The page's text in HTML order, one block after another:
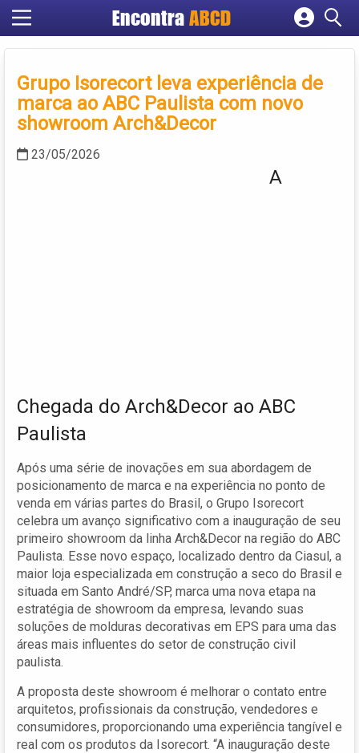
EncontraABCD
Cadastrar empresa
Criar conta
Grupo Isorecort leva experiência de
marca ao ABC Paulista com novo
showroom Arch&Decor
23/05/2026
A
Chegada do Arch&Decor ao ABC
Paulista
Após uma série de inovações em sua abordagem de
posicionamento de marca e na experiência no ponto de
venda em várias partes do Brasil, o Grupo Isorecort
celebra um avanço significativo com a inauguração de seu
primeiro showroom da linha Arch&Decor na região do ABC
Paulista. Esse novo espaço, localizado dentro da Ciasul, a
maior loja especializada em construção a seco do Brasil e
situada em Santo André/SP, marca uma nova etapa na
estratégia de showroom da empresa, levando suas
soluções de molduras decorativas em EPS para uma das
áreas mais influentes do setor de construção civil
paulista.
A proposta deste showroom é melhorar o contato entre
arquitetos, profissionais da construção, vendedores e
consumidores, proporcionando uma experiência tangível e
real com os produtos da Isorecort. “A inauguração deste